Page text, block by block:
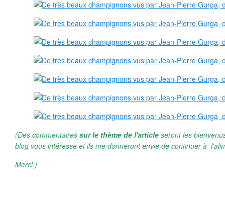
(Des commentaires sur le thème de l'article seront les
blog vous intéresse et ils me donneront envie de continuer à
Merci.)